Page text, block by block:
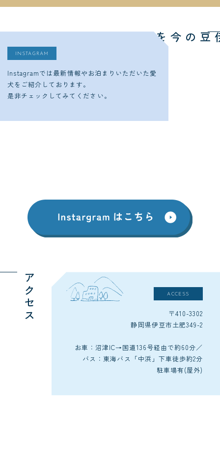
ゆるり西伊豆の
INSTAGRAM
Instagramでは最新情報やお泊まりいただいた愛
犬をご紹介しております。
是非チェックしてみてください。
アクセス ACCESS
〒410-3302
静岡県伊豆市土肥349-2
お車：沼津IC→国道136号経由で約60分／
バス：東海バス「中浜」下車徒歩約2分
駐車場有(屋外)